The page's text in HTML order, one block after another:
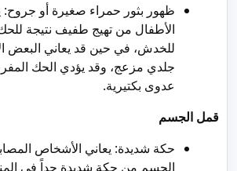
ظهور بثور حمراء صغيرة أو
الأطفال من تهيج طفيف نتيجة
للخدش، في حين قد يعاني البعض
جلدي مزعج، وقد يؤدي الحك
عدوى بكتيرية.
قمل الجسم
حكة شديدة: يعاني الأشخاص
الجسم من حكة شديدة جداً في